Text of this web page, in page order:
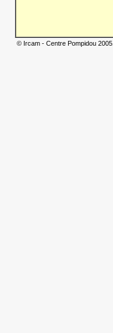
© Ircam - Centre Pompidou 2005.